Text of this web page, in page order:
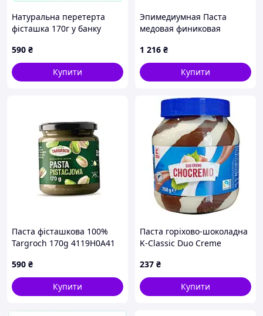
Натуральна перетерта
фісташка 170г у банку
590 ₴
Купити
Эпимедиумная Паста
медовая финиковая
грамм
1 216 ₴
Купити
Паста фісташкова 100%
Targroch 170g 4119H0A41
590 ₴
Купити
Паста горіхово-шоколадна
K-Classic Duo Creme
237 ₴
Купити